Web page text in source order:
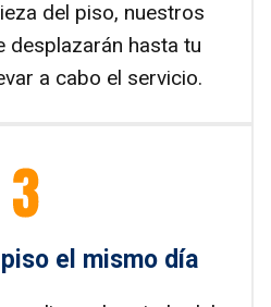
del piso, nuestros
desplazarán hasta tu
a cabo el servicio.
el mismo día